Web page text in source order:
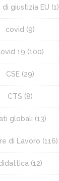
giustizia EU (1)
covid (9)
19 (100)
CSE (29)
CTS (8)
globali (13)
di Lavoro (116)
(12)